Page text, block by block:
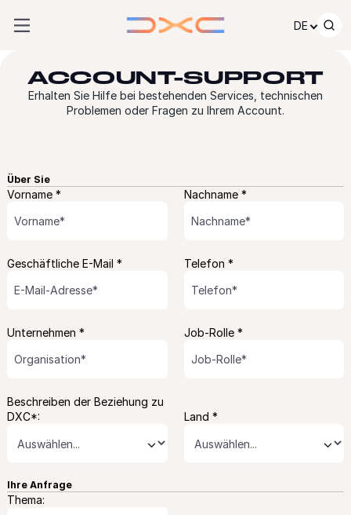
DE
ACCOUNT-SUPPORT
Erhalten Sie Hilfe bei bestehenden Services, technischen
Problemen oder Fragen zu Ihrem Account.
Über Sie
Vorname * Nachname *
Geschäftliche E-Mail * Telefon *
Unternehmen * Job-Rolle *
Beschreiben der Beziehung zu
DXC*:
⌄
Land *
⌄
Ihre Anfrage
Thema: